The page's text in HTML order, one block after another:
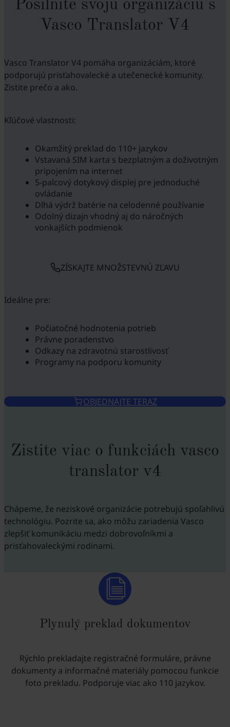
Posilnite svoju organizáciu s
Vasco Translator V4
Vasco Translator V4 pomáha organizáciám, ktoré
podporujú prisťahovalecké a utečenecké komunity.
Zistite prečo a ako.
Kľúčové vlastnosti:
Okamžitý preklad do 110+ jazykov
Vstavaná SIM karta s bezplatným a doživotným
pripojením na internet
5-palcový dotykový displej pre jednoduché
ovládanie
Dlhá výdrž batérie na celodenné používanie
Odolný dizajn vhodný aj do náročných
vonkajších podmienok
ZÍSKAJTE MNOŽSTEVNÚ ZĽAVU
Ideálne pre:
Počiatočné hodnotenia potrieb
Právne poradenstvo
Odkazy na zdravotnú starostlivosť
Programy na podporu komunity
OBJEDNAJTE TERAZ
Zistite viac o funkciách vasco
translator v4
Chápeme, že neziskové organizácie potrebujú spoľahlivú
technológiu. Pozrite sa, ako môžu zariadenia Vasco
zlepšiť komunikáciu medzi dobrovoľníkmi a
prisťahovaleckými rodinami.
Plynulý preklad dokumentov
Rýchlo prekladajte registračné formuláre, právne
dokumenty a informačné materiály pomocou funkcie
foto prekladu. Podporuje viac ako 110 jazykov.